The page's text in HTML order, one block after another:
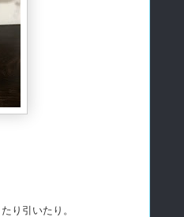
り引いたり。